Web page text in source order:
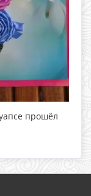
прошёл